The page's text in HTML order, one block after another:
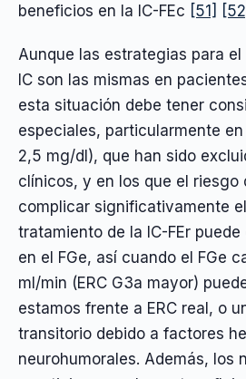
beneficios en la IC-FEc [51]
Aunque las estrategias para
IC son las mismas en
esta situación debe tener
especiales, particularmente
2,5 mg/dl), que han sido
clínicos, y en los que el riesgo
complicar significativamente
tratamiento de la IC-FEr
en el FGe, así cuando el FGe
ml/min (ERC G3a mayor)
estamos frente a ERC real, o
transitorio debido a factores
neurohumorales. Además, los